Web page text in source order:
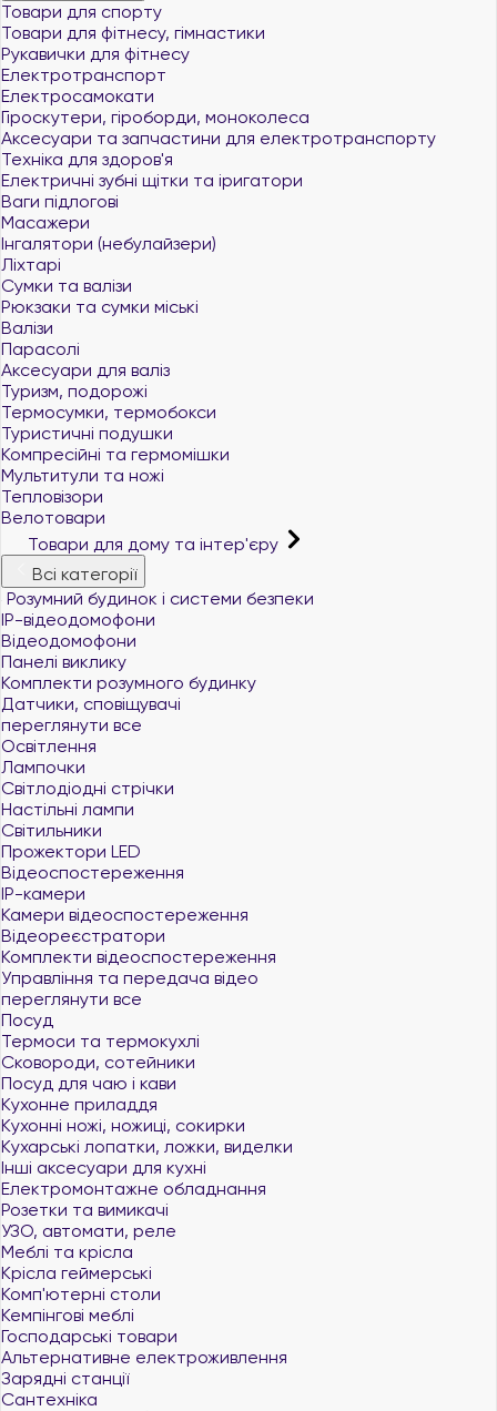
Товари для спорту
Товари для фітнесу, гімнастики
Рукавички для фітнесу
Електротранспорт
Електросамокати
Гіроскутери, гіроборди, моноколеса
Аксесуари та запчастини для електротранспорту
Техніка для здоров'я
Електричні зубні щітки та іригатори
Ваги підлогові
Масажери
Інгалятори (небулайзери)
Ліхтарі
Сумки та валізи
Рюкзаки та сумки міські
Валізи
Парасолі
Аксесуари для валіз
Туризм, подорожі
Термосумки, термобокси
Туристичні подушки
Компресійні та гермомішки
Мультитули та ножі
Тепловізори
Велотовари
Товари для дому та інтер'єру
Всі категорії
Розумний будинок і системи безпеки
IP-відеодомофони
Відеодомофони
Панелі виклику
Комплекти розумного будинку
Датчики, сповіщувачі
переглянути все
Освітлення
Лампочки
Світлодіодні стрічки
Настільні лампи
Світильники
Прожектори LED
Відеоспостереження
IP-камери
Камери відеоспостереження
Відеореєстратори
Комплекти відеоспостереження
Управління та передача відео
переглянути все
Посуд
Термоси та термокухлі
Сковороди, сотейники
Посуд для чаю і кави
Кухонне приладдя
Кухонні ножі, ножиці, сокирки
Кухарські лопатки, ложки, виделки
Інші аксесуари для кухні
Електромонтажне обладнання
Розетки та вимикачі
УЗО, автомати, реле
Меблі та крісла
Крісла геймерські
Комп'ютерні столи
Кемпінгові меблі
Господарські товари
Альтернативне електроживлення
Зарядні станції
Сантехніка